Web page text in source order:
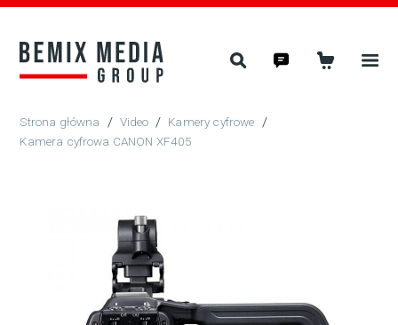
/ Video / Kamery cyfrowe /
Kamera cyfrowa CANON XF405